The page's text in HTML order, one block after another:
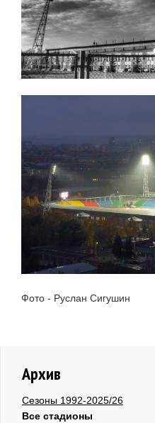
Фото - Руслан Сигушин
Архив
Сезоны 1992-2025/26
Все стадионы